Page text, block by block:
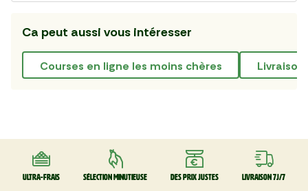
Ca peut aussi vous intéresser
courses en ligne les moins chères
Ultra-frais Sélection minutieuse Des prix justes Livraison 7J/7